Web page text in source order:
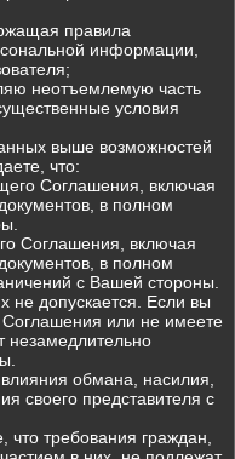
правила
информации,
неотъемлемую часть
условия
выше возможностей
что:
Соглашения, включая
в полном
Соглашения, включая
в полном
с Вашей стороны.
не допускается. Если вы
или не имеете
незамедлительно
обмана, насилия,
своего представителя с
требования граждан,